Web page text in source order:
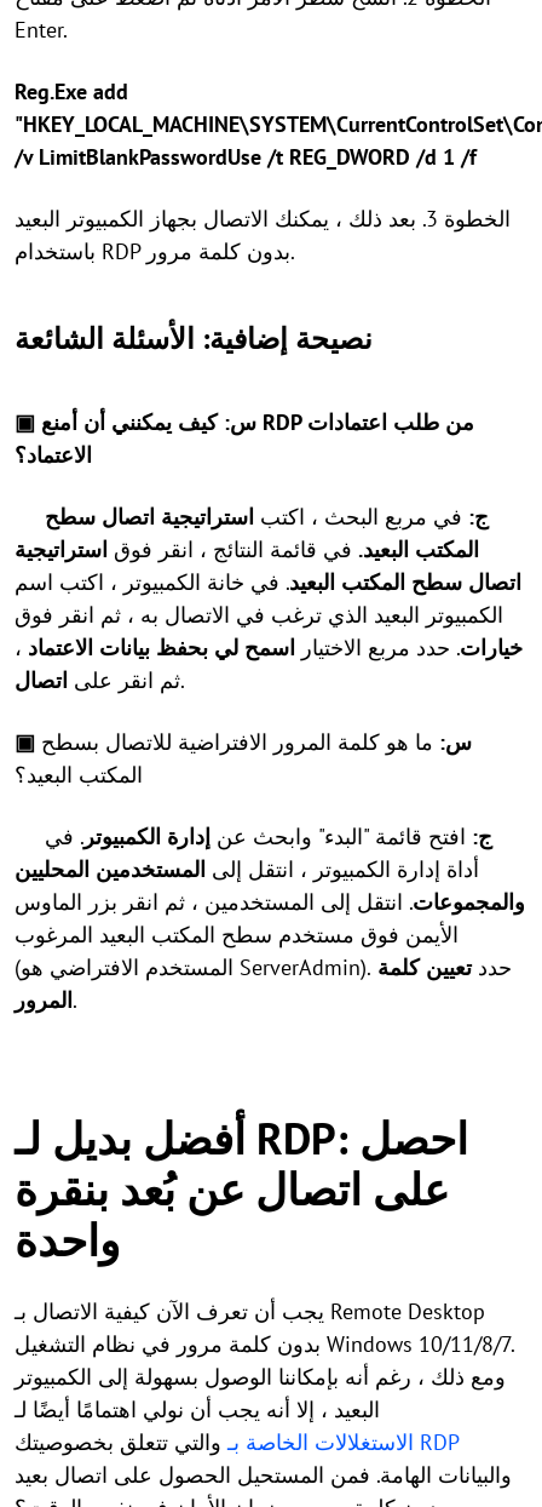
Enter.
Reg.Exe add
/v LimitBlankPasswordUse /t REG_DWORD /d 1 /f
الخطوة 3. بعد ذلك ، يمكنك الاتصال بجهاز الكمبيوتر البعيد
باستخدام RDP بدون كلمة مرور.
نصيحة إضافية: الأسئلة الشائعة
▣ س: كيف يمكنني أن أمنع RDP من طلب اعتمادات
الاعتماد؟
ج: في مربع البحث ، اكتب استراتيجية اتصال سطح
المكتب البعيد. في قائمة النتائج ، انقر فوق استراتيجية
اتصال سطح المكتب البعيد. في خانة الكمبيوتر ، اكتب اسم
الكمبيوتر البعيد الذي ترغب في الاتصال به ، ثم انقر فوق
خيارات. حدد مربع الاختيار اسمح لي بحفظ بيانات الاعتماد ،
ثم انقر على اتصال .
▣ س: ما هو كلمة المرور الافتراضية للاتصال بسطح
المكتب البعيد؟
ج: افتح قائمة "البدء" وابحث عن إدارة الكمبيوتر . في
أداة إدارة الكمبيوتر ، انتقل إلى المستخدمين المحليين
والمجموعات. انتقل إلى المستخدمين ، ثم انقر بزر الماوس
الأيمن فوق مستخدم سطح المكتب البعيد المرغوب
(المستخدم الافتراضي هو ServerAdmin). حددتعيين كلمة
المرور.
أفضل بديل لـ RDP: احصل
على اتصال عن بُعد بنقرة
واحدة
يجب أن تعرف الآن كيفية الاتصال بـ Remote Desktop
بدون كلمة مرور في نظام التشغيل Windows 10/11/8/7.
ومع ذلك ، رغم أنه بإمكاننا الوصول بسهولة إلى الكمبيوتر
البعيد ، إلا أنه يجب أن نولي اهتمامًا أيضًا لـ
الاستغلالات الخاصة بـ RDP
والتي تتعلق بخصوصيتك
والبيانات الهامة. فمن المستحيل الحصول على اتصال بعيد